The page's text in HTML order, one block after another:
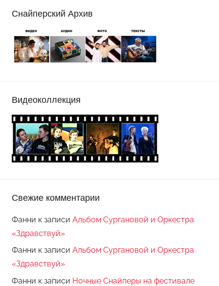
Снайперский Архив
Видеоколлекция
Свежие комментарии
Фанни к записи Альбом Сургановой и Оркестра
«Здравствуй»
Фанни к записи Альбом Сургановой и Оркестра
«Здравствуй»
Фанни к записи Ночные Снайперы на фестивале